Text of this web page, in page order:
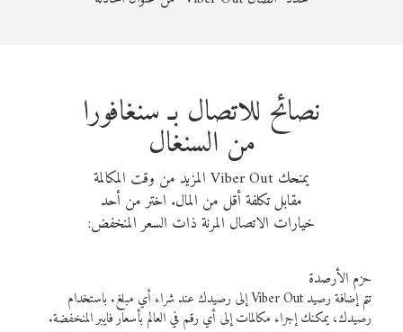
نصائح للاتصال بـ سنغافورا
من السنغال
يمنحك Viber Out المزيد من وقت المكالمة
مقابل تكلفة أقل من المال. اختر من أحد
خيارات الاتصال المرنة ذات السعر المنخفض:
حزم الأرصدة
تتم إضافة رصيد Viber Out إلى رصيدك عند شراء أي مبلغ. باستخدام
رصيدك، يمكنك إجراء مكالمات إلى أي رقم في العالم بأسعار فايبر المنخفضة.